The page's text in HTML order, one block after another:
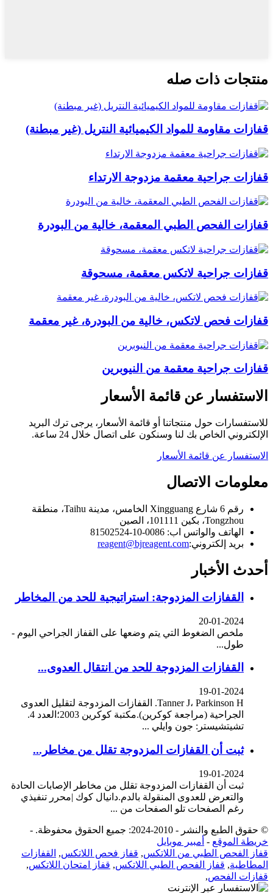
منتجات ذات صله
قفازات مقاومة للمواد الكيميائية النتريل (غير مبطنة)
قفازات جراحية معقمة مزدوجة الارتداء
قفازات الفحص الطبي المعقمة، خالية من البودرة
قفازات جراحية لاتكس معقمة، مسحوقة
قفازات فحص لاتكس، خالية من البودرة، غير معقمة
قفازات جراحية معقمة من النيوبرين
الاستفسار عن قائمة الأسعار
للاستفسارات حول منتجاتنا أو قائمة الأسعار، يرجى ترك البريد
الإلكتروني الخاص بك لنا وسنكون على اتصال خلال 24 ساعة.
الاستفسار عن قائمة الأسعار
معلومات الاتصال
رقم 6 شارع Xingguang الخامس، مدينة Taihu، منطقة
Tongzhou، بكين 101111، الصين
الهاتف والواتس اب: 0086-10-81502524
بريد إلكتروني:reagent@bjreagent.com
أحدث الأخبار
القفازات المزدوجة: استراتيجية للحد من المخاطر
20-01-2024
ملخص الضغوط التي يتم وضعها على القفاز الجراحي اليوم -
طول...
القفازات المزدوجة للحد من انتقال العدوى...
19-01-2024
Tanner J، Parkinson H. القفازات المزدوجة لتقليل العدوى
الجراحية (مراجعة كوكرين).مكتبة كوكرين 2003؛العدد 4.
تشيتشيستر: جون وايلي ...
ثبت أن القفازات المزدوجة تقلل من مخاطر...
19-01-2024
ثبت أن القفازات المزدوجة تقلل من مخاطر الإصابات الحادة
والتعرض للعدوى المنقولة بالدم.دانيال كوك |محرر تنفيذي
رغم الصفحات تلو الصفحات من ...
© حقوق الطبع والنشر - 2010-2024: جميع الحقوق محفوظة.
-
خريطة الموقع - أمبير موبايل
قفاز الفحص الطبي من اللاتكس, قفاز فحص اللاتكس, القفازات
المطاطية, قفاز الفحص الطبي اللاتكس, قفاز امتحان اللاتكس,
قفازات الفحص,